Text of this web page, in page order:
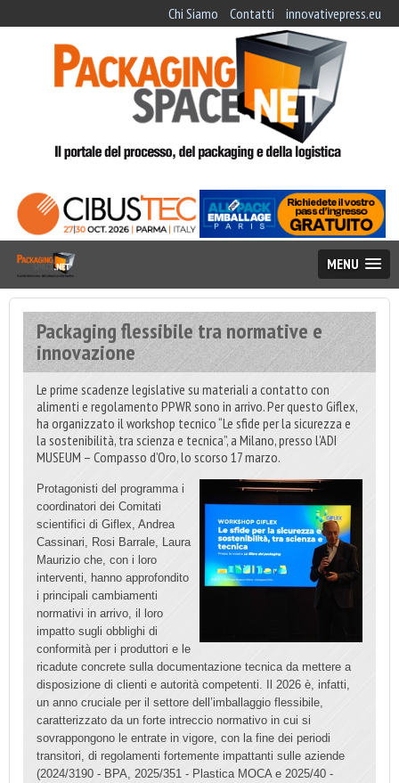
Chi Siamo Contatti innovativepress.eu
MENU
Packaging flessibile tra normative e
innovazione
Le prime scadenze legislative su materiali a contatto con
alimenti e regolamento PPWR sono in arrivo. Per questo Giflex,
ha organizzato il workshop tecnico “Le sfide per la sicurezza e
la sostenibilità, tra scienza e tecnica”, a Milano, presso l’ADI
MUSEUM – Compasso d’Oro, lo scorso 17 marzo.
Protagonisti del programma i
coordinatori dei Comitati
scientifici di Giflex, Andrea
Cassinari, Rosi Barrale, Laura
Maurizio che, con i loro
interventi, hanno approfondito
i principali cambiamenti
normativi in arrivo, il loro
impatto sugli obblighi di
conformità per i produttori e le
ricadute concrete sulla documentazione tecnica da mettere a
disposizione di clienti e autorità competenti. Il 2026 è, infatti,
un anno cruciale per il settore dell’imballaggio flessibile,
caratterizzato da un forte intreccio normativo in cui si
sovrappongono le entrate in vigore, con la fine dei periodi
transitori, di regolamenti fortemente impattanti sulle aziende
(2024/3190 - BPA, 2025/351 - Plastica MOCA e 2025/40 -